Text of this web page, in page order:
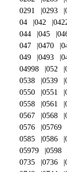
0291
0293
04
042
044
045
047
0470
049
0493
04998
052
0538
0539
0550
0551
0558
0561
0567
0568
0576
05769
0585
0586
05979
0598
0735
0736